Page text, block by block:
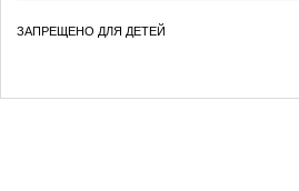
ЗАПРЕЩЕНО ДЛЯ ДЕТЕЙ